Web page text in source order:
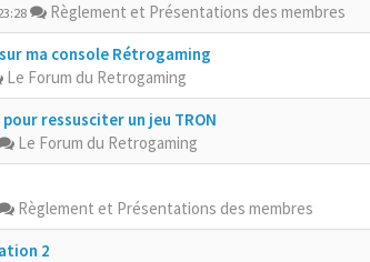
Règlement et Présentations des membres
ma console Rétrogaming
Le Forum du Retrogaming
ressusciter un jeu TRON
Le Forum du Retrogaming
Règlement et Présentations des membres
2